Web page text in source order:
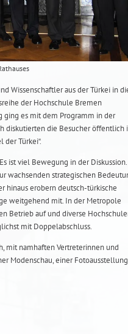
Wissenschaftler aus der Türkei in
der Hochschule Bremen
ging es mit dem Programm in der
diskutierten die Besucher öffentlich
der Türkei“.
ist viel Bewegung in der Diskussion.
wachsenden strategischen
hinaus erobern deutsch-türkische
weitgehend mit. In der Metropole
Betrieb auf und diverse
mit Doppelabschluss.
mit namhaften Vertreterinnen und
Modenschau, einer